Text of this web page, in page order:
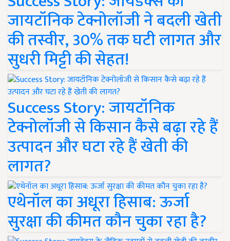
जायटॉनिक टेक्नोलॉजी ने बदली खेती
की तस्वीर, 30% तक घटी लागत और
सुधरी मिट्टी की सेहत!
Success Story: जायटॉनिक
टेक्नोलॉजी से किसान कैसे बढ़ा रहे हैं
उत्पादन और घटा रहे हैं खेती की
लागत?
एथेनॉल का अधूरा हिसाब: ऊर्जा
सुरक्षा की कीमत कौन चुका रहा है?